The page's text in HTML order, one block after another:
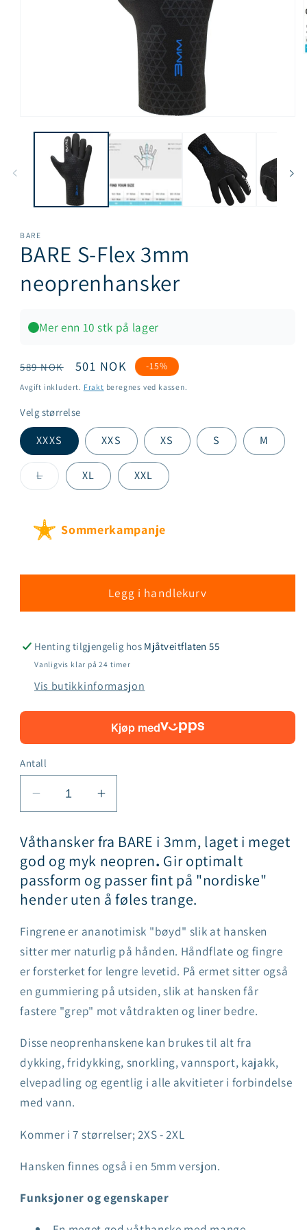
medie
BARE
BARE S-Flex 3mm
neoprenhansker
Mer enn 10 stk på lager
Vanlig
pris
589 NOK Salgspris
501 NOK -15%
Avgift inkludert. Frakt beregnes ved kassen.
Velg størrelse
XXXS XXS XS S M
LVarianten
er
utilgjengelig
XL XXL
Sommerkampanje
Legg i handlekurv
Henting tilgjengelig hos Mjåtveitflaten 55
Vanligvis klar på 24 timer
Vis butikkinformasjon
Kjøp med
Antall
Senk
antallet
for
BARE
S-
Flex
3mm
Øk
antallet
for
BARE
S-
Flex
3mm
Våthansker fra BARE i 3mm, laget i meget
god og myk neopren. Gir optimalt
passform og passer fint på "nordiske"
hender uten å føles trange.
Fingrene er ananotimisk "bøyd" slik at hansken
sitter mer naturlig på hånden. Håndflate og fingre
er forsterket for lengre levetid. På ermet sitter også
en gummiering på utsiden, slik at hansken får
fastere "grep" mot våtdrakten og liner bedre.
Disse neoprenhanskene kan brukes til alt fra
dykking, fridykking, snorkling, vannsport, kajakk,
elvepadling og egentlig i alle akvitieter i forbindelse
med vann.
Kommer i 7 størrelser; 2XS - 2XL
Hansken finnes også i en 5mm versjon.
Funksjoner og egenskaper